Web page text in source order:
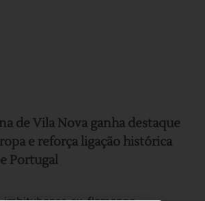
de Vila Nova ganha destaque
e reforça ligação histórica
Portugal